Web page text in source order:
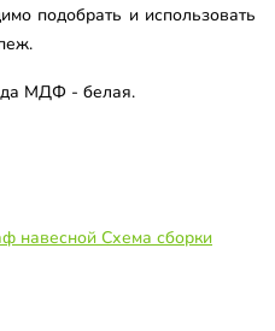
подобрать и использовать
МДФ - белая.
навесной Схема сборки